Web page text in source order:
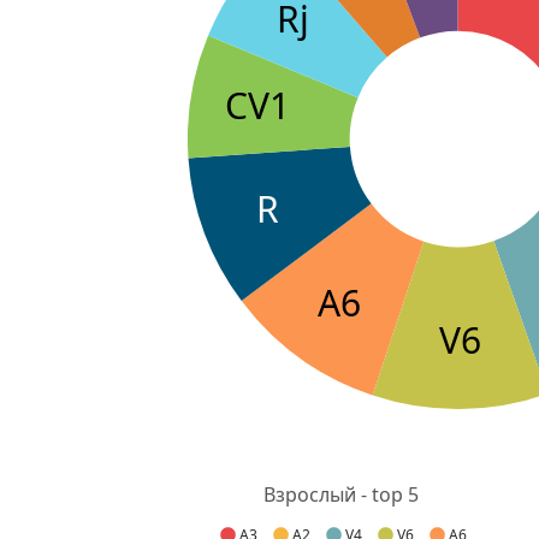
V6
A6
R
CV1
Rj
A3 A2 V4 V6 A6
Взрослый - top 5